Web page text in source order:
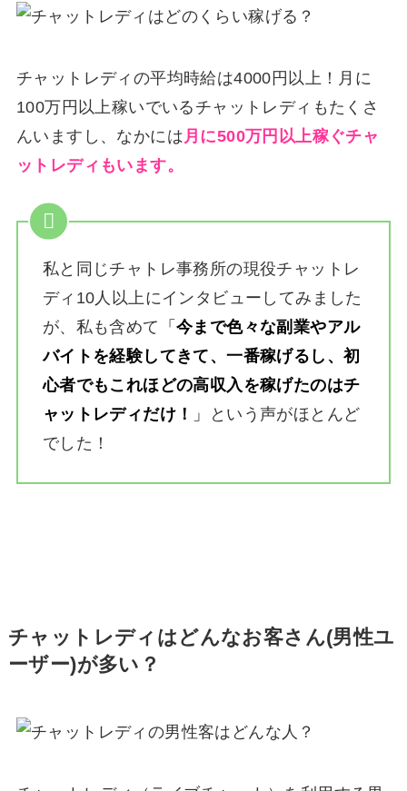
チャットレディの平均時給は4000円以上！月に
100万円以上稼いでいるチャットレディもたくさ
んいますし、なかには 月に500万円以上稼ぐチャ
ットレディもいます。
私と同じチャトレ事務所の現役チャットレ
ディ10人以上にインタビューしてみました
が、私も含めて
「今まで色々な副業やアル
バイトを経験してきて、一番稼げるし、初
心者でもこれほどの高収入を稼げたのはチ
ャットレディだけ！
」
という声がほとんど
でした！
チャットレディはどんなお客さん(男性ユ
ーザー)が多い？